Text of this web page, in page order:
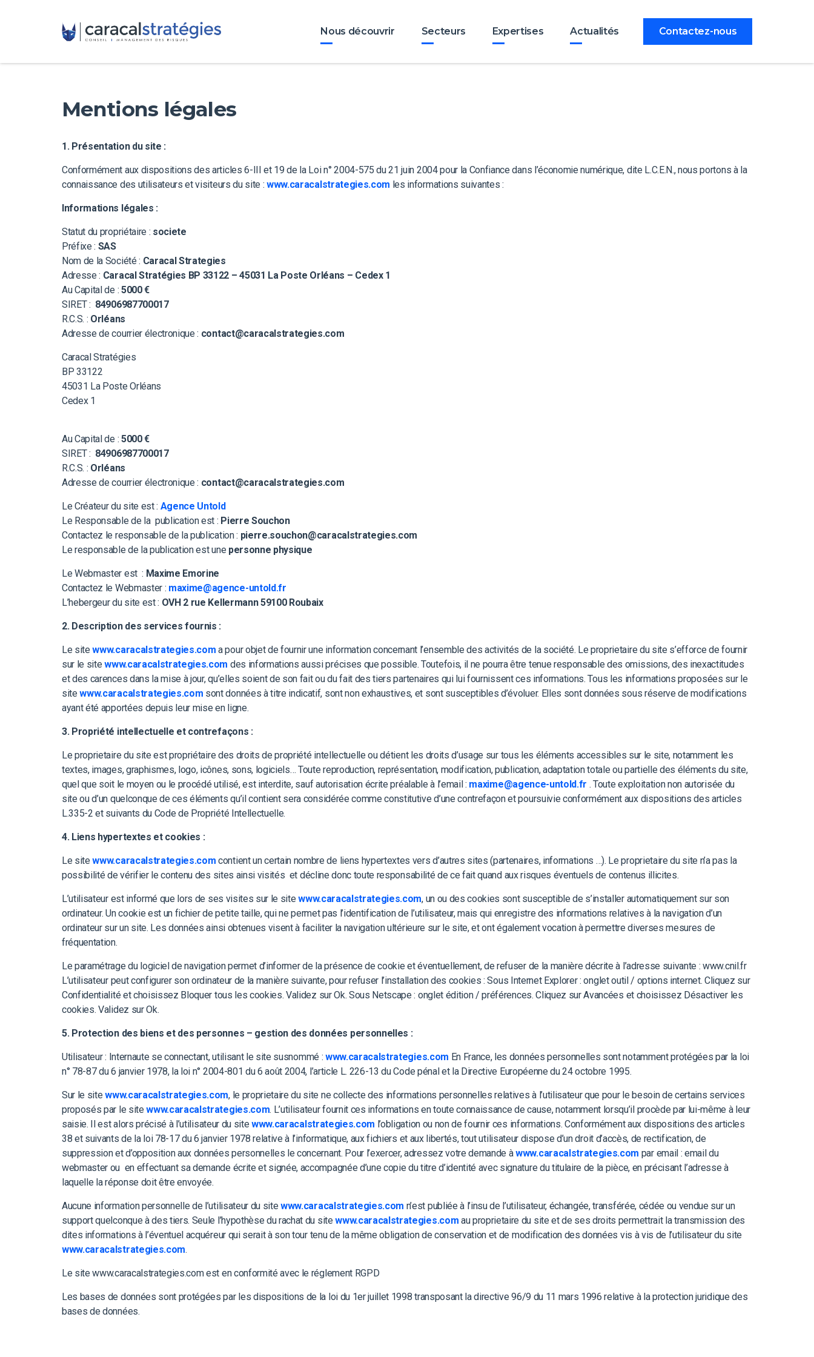
Nous découvrir Secteurs Expertises Actualités Contactez-nous
Mentions légales
1. Présentation du site :
Conformément aux dispositions des articles 6-III et 19 de la Loi n° 2004-575 du 21 juin 2004 pour la Confiance dans l’économie numérique, dite L.C.E.N., nous portons à la
connaissance des utilisateurs et visiteurs du site :www.caracalstrategies.com les informations suivantes :
Informations légales :
Statut du propriétaire : societe
Préfixe : SAS
Nom de la Société : Caracal Strategies
Adresse : Caracal Stratégies BP 33122 – 45031 La Poste Orléans – Cedex 1
Au Capital de : 5000 €
SIRET : 84906987700017
R.C.S. : Orléans
Adresse de courrier électronique : contact@caracalstrategies.com
Caracal Stratégies
BP 33122
45031 La Poste Orléans
Cedex 1
Au Capital de : 5000 €
SIRET : 84906987700017
R.C.S. : Orléans
Adresse de courrier électronique : contact@caracalstrategies.com
Le Créateur du site est : Agence Untold
Le Responsable de la publication est : Pierre Souchon
Contactez le responsable de la publication : pierre.souchon@caracalstrategies.com
Le responsable de la publication est une personne physique
Le Webmaster est : Maxime Emorine
Contactez le Webmaster : maxime@agence-untold.fr
L’hebergeur du site est : OVH 2 rue Kellermann 59100 Roubaix
2. Description des services fournis :
Le sitewww.caracalstrategies.com a pour objet de fournir une information concernant l’ensemble des activités de la société. Le proprietaire du site s’efforce de fournir
sur le sitewww.caracalstrategies.com des informations aussi précises que possible. Toutefois, il ne pourra être tenue responsable des omissions, des inexactitudes
et des carences dans la mise à jour, qu’elles soient de son fait ou du fait des tiers partenaires qui lui fournissent ces informations. Tous les informations proposées sur le
sitewww.caracalstrategies.com sont données à titre indicatif, sont non exhaustives, et sont susceptibles d’évoluer. Elles sont données sous réserve de modifications
ayant été apportées depuis leur mise en ligne.
3. Propriété intellectuelle et contrefaçons :
Le proprietaire du site est propriétaire des droits de propriété intellectuelle ou détient les droits d’usage sur tous les éléments accessibles sur le site, notamment les
textes, images, graphismes, logo, icônes, sons, logiciels… Toute reproduction, représentation, modification, publication, adaptation totale ou partielle des éléments du site,
quel que soit le moyen ou le procédé utilisé, est interdite, sauf autorisation écrite préalable à l’email : maxime@agence-untold.fr . Toute exploitation non autorisée du
site ou d’un quelconque de ces éléments qu’il contient sera considérée comme constitutive d’une contrefaçon et poursuivie conformément aux dispositions des articles
L.335-2 et suivants du Code de Propriété Intellectuelle.
4. Liens hypertextes et cookies :
Le sitewww.caracalstrategies.com contient un certain nombre de liens hypertextes vers d’autres sites (partenaires, informations …). Le proprietaire du site n’a pas la
possibilité de vérifier le contenu des sites ainsi visités et décline donc toute responsabilité de ce fait quand aux risques éventuels de contenus illicites.
L’utilisateur est informé que lors de ses visites sur le sitewww.caracalstrategies.com, un ou des cookies sont susceptible de s’installer automatiquement sur son
ordinateur. Un cookie est un fichier de petite taille, qui ne permet pas l’identification de l’utilisateur, mais qui enregistre des informations relatives à la navigation d’un
ordinateur sur un site. Les données ainsi obtenues visent à faciliter la navigation ultérieure sur le site, et ont également vocation à permettre diverses mesures de
fréquentation.
Le paramétrage du logiciel de navigation permet d’informer de la présence de cookie et éventuellement, de refuser de la manière décrite à l’adresse suivante : www.cnil.fr
L’utilisateur peut configurer son ordinateur de la manière suivante, pour refuser l’installation des cookies : Sous Internet Explorer : onglet outil / options internet. Cliquez sur
Confidentialité et choisissez Bloquer tous les cookies. Validez sur Ok. Sous Netscape : onglet édition / préférences. Cliquez sur Avancées et choisissez Désactiver les
cookies. Validez sur Ok.
5. Protection des biens et des personnes – gestion des données personnelles :
Utilisateur : Internaute se connectant, utilisant le site susnommé : www.caracalstrategies.com En France, les données personnelles sont notamment protégées par la loi
n° 78-87 du 6 janvier 1978, la loi n° 2004-801 du 6 août 2004, l’article L. 226-13 du Code pénal et la Directive Européenne du 24 octobre 1995.
Sur le sitewww.caracalstrategies.com, le proprietaire du site ne collecte des informations personnelles relatives à l’utilisateur que pour le besoin de certains services
proposés par le sitewww.caracalstrategies.com. L’utilisateur fournit ces informations en toute connaissance de cause, notamment lorsqu’il procède par lui-même à leur
saisie. Il est alors précisé à l’utilisateur du sitewww.caracalstrategies.com l’obligation ou non de fournir ces informations. Conformément aux dispositions des articles
38 et suivants de la loi 78-17 du 6 janvier 1978 relative à l’informatique, aux fichiers et aux libertés, tout utilisateur dispose d’un droit d’accès, de rectification, de
suppression et d’opposition aux données personnelles le concernant. Pour l’exercer, adressez votre demande àwww.caracalstrategies.com par email : email du
webmaster ou en effectuant sa demande écrite et signée, accompagnée d’une copie du titre d’identité avec signature du titulaire de la pièce, en précisant l’adresse à
laquelle la réponse doit être envoyée.
Aucune information personnelle de l’utilisateur du sitewww.caracalstrategies.com n’est publiée à l’insu de l’utilisateur, échangée, transférée, cédée ou vendue sur un
support quelconque à des tiers. Seule l’hypothèse du rachat du sitewww.caracalstrategies.com au proprietaire du site et de ses droits permettrait la transmission des
dites informations à l’éventuel acquéreur qui serait à son tour tenu de la même obligation de conservation et de modification des données vis à vis de l’utilisateur du site
www.caracalstrategies.com.
Le site www.caracalstrategies.com est en conformité avec le réglement RGPD
Les bases de données sont protégées par les dispositions de la loi du 1er juillet 1998 transposant la directive 96/9 du 11 mars 1996 relative à la protection juridique des
bases de données.